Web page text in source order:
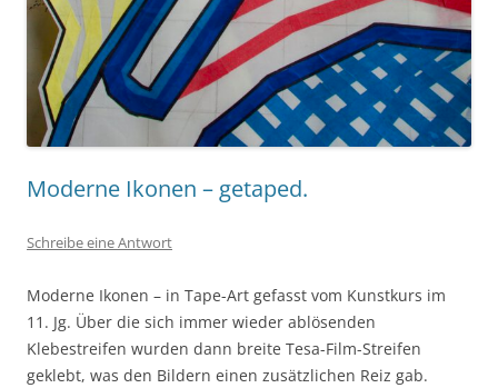
Moderne Ikonen – getaped.
Schreibe eine Antwort
Moderne Ikonen – in Tape-Art gefasst vom Kunstkurs im
11. Jg. Über die sich immer wieder ablösenden
Klebestreifen wurden dann breite Tesa-Film-Streifen
geklebt, was den Bildern einen zusätzlichen Reiz gab.